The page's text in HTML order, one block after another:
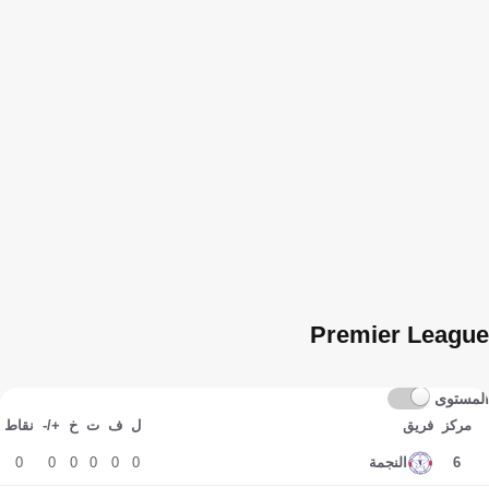
Premier League
المستوى
مركز فريق ل ف ت خ +/- نقاط
6 النجمة 0
0
0
0
0
0